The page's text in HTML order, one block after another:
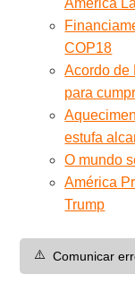
COP18
Acordo de
para
estufa
O mundo
América
Trump
⚠️ Comunicar